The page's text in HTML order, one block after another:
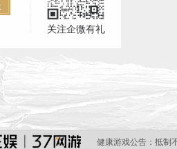
关注企微有礼
健康游戏公告： 抵制